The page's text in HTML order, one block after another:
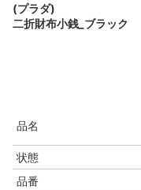
(プラダ)
二折財布小銭_ブラック
品名
状態
品番